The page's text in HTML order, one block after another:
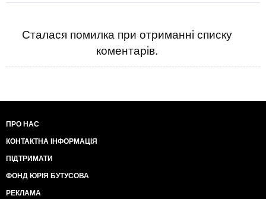
Сталася помилка при отриманні списку
коментарів.
ПРО НАС
КОНТАКТНА ІНФОРМАЦІЯ
ПІДТРИМАТИ
ФОНД ЮРІЯ БУТУСОВА
РЕКЛАМА